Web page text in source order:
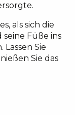
als sich die
Füße ins
Lassen Sie
Sie das